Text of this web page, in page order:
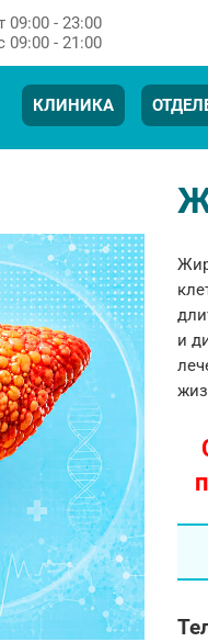
09:00 - 23:00
09:00 - 21:00
КЛИНИКА
и